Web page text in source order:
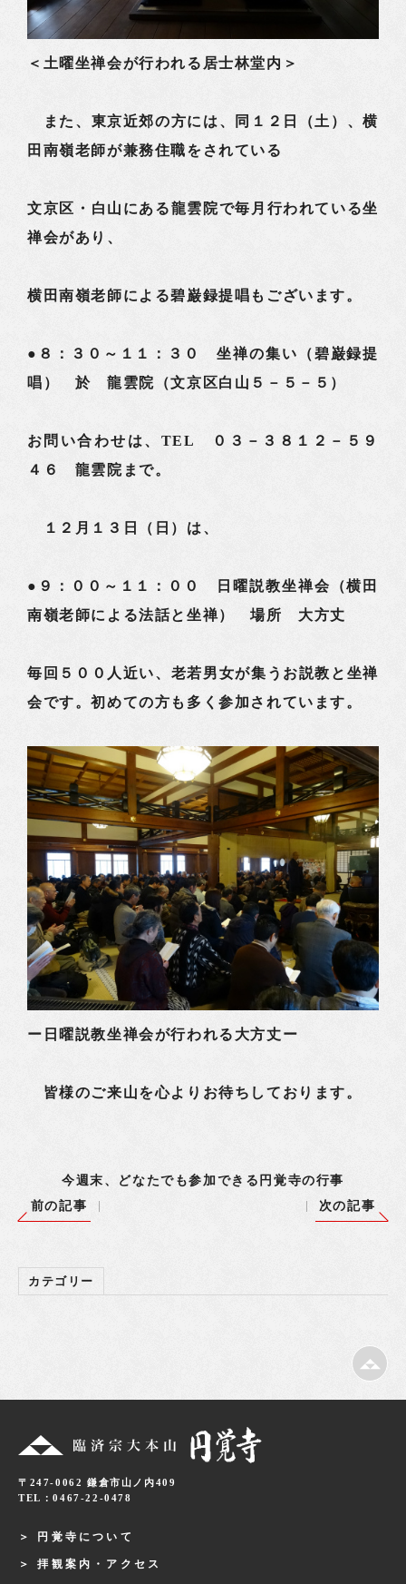
＜土曜坐禅会が行われる居士林堂内＞
また、東京近郊の方には、同１２日（土）、横
田南嶺老師が兼務住職をされている
文京区・白山にある龍雲院で毎月行われている坐
禅会があり、
横田南嶺老師による碧巌録提唱もございます。
●８：３０～１１：３０ 坐禅の集い（碧巌録提
唱） 於 龍雲院（文京区白山５－５－５）
お問い合わせは、TEL ０３－３８１２－５９
４６ 龍雲院まで。
１２月１３日（日）は、
●９：００～１１：００ 日曜説教坐禅会（横田
南嶺老師による法話と坐禅） 場所 大方丈
毎回５００人近い、老若男女が集うお説教と坐禅
会です。初めての方も多く参加されています。
ー日曜説教坐禅会が行われる大方丈ー
皆様のご来山を心よりお待ちしております。
今週末、どなたでも参加できる円覚寺の行事
前の記事
次の記事
カテゴリー
〒247-0062 鎌倉市山ノ内409
TEL：0467-22-0478
円覚寺について
拝観案内・アクセス